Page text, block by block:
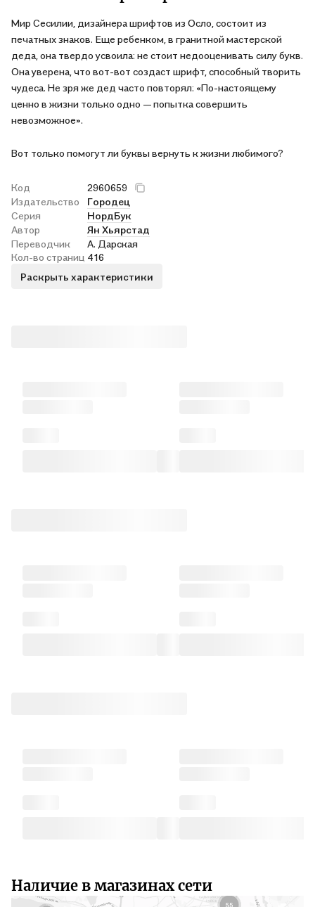
Мир Сесилии, дизайнера шрифтов из Осло, состоит из
печатных знаков. Еще ребенком, в гранитной мастерской
деда, она твердо усвоила: не стоит недооценивать силу букв.
Она уверена, что вот-вот создаст шрифт, способный творить
чудеса. Не зря же дед часто повторял: «По-настоящему
ценно в жизни только одно — попытка совершить
невозможное».
Вот только помогут ли буквы вернуть к жизни любимого?
Код
2960659
Издательство
Городец
Серия
НордБук
Автор
Ян Хьярстад
Переводчик
А. Дарская
Кол-во страниц 416
Раскрыть характеристики
Наличие в магазинах сети